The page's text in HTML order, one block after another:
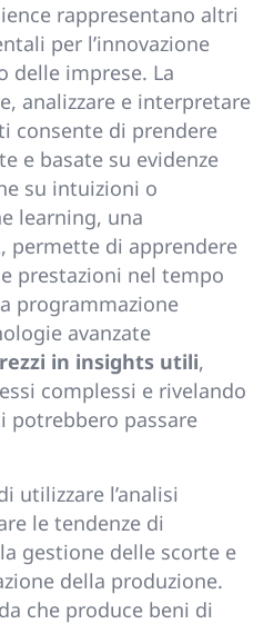
rappresentano altri
per l’innovazione
delle imprese. La
analizzare e interpretare
consente di prendere
e basate su evidenze
su intuizioni o
learning, una
permette di apprendere
prestazioni nel tempo
programmazione
avanzate
in insights utili,
complessi e rivelando
potrebbero passare
utilizzare l’analisi
le tendenze di
gestione delle scorte e
della produzione.
che produce beni di